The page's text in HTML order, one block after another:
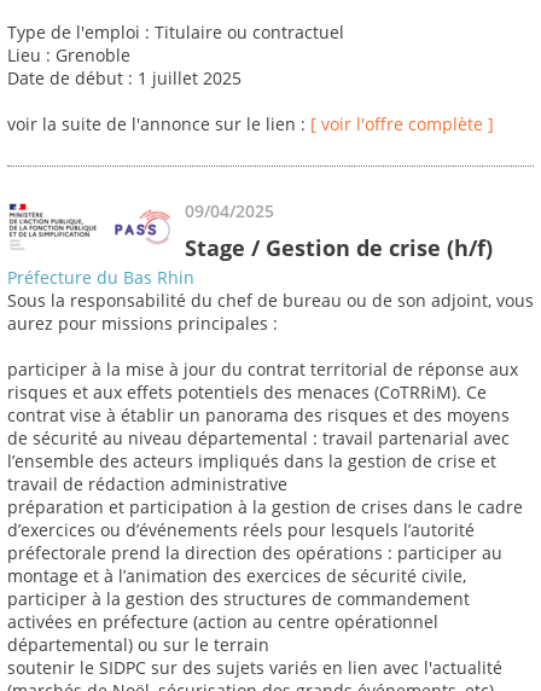
Type de l'emploi : Titulaire ou contractuel
Lieu : Grenoble
Date de début : 1 juillet 2025
voir la suite de l'annonce sur le lien : [ voir l'offre complète ]
09/04/2025
Stage / Gestion de crise (h/f)
Préfecture du Bas Rhin
Sous la responsabilité du chef de bureau ou de son adjoint, vous
aurez pour missions principales :
participer à la mise à jour du contrat territorial de réponse aux
risques et aux effets potentiels des menaces (CoTRRiM). Ce
contrat vise à établir un panorama des risques et des moyens
de sécurité au niveau départemental : travail partenarial avec
l’ensemble des acteurs impliqués dans la gestion de crise et
travail de rédaction administrative
préparation et participation à la gestion de crises dans le cadre
d’exercices ou d’événements réels pour lesquels l’autorité
préfectorale prend la direction des opérations : participer au
montage et à l’animation des exercices de sécurité civile,
participer à la gestion des structures de commandement
activées en préfecture (action au centre opérationnel
départemental) ou sur le terrain
soutenir le SIDPC sur des sujets variés en lien avec l'actualité